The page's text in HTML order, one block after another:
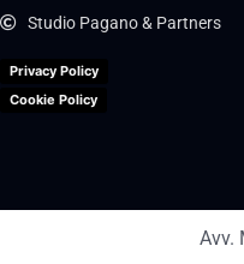
Studio Pagano & Partners
Privacy Policy
Cookie Policy
Avv.